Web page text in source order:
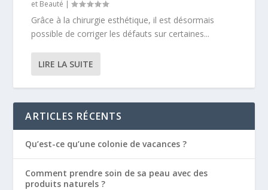
et Beauté |
Grâce à la chirurgie esthétique, il est désormais
possible de corriger les défauts sur certaines...
LIRE LA SUITE
ARTICLES RÉCENTS
Qu’est-ce qu’une colonie de vacances ?
Comment prendre soin de sa peau avec des
produits naturels ?